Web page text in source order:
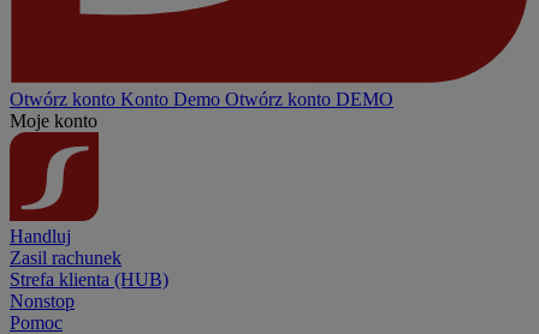
Otwórz konto Konto Demo Otwórz konto DEMO
Moje konto
Handluj
Zasil rachunek
Strefa klienta (HUB)
Nonstop
Pomoc